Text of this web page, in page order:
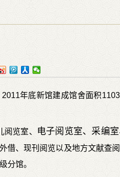
年底新馆建成馆舍面积
览室、 电子阅览室、采编室
借、现刊阅览以及地方文献查阅
个二级分馆。